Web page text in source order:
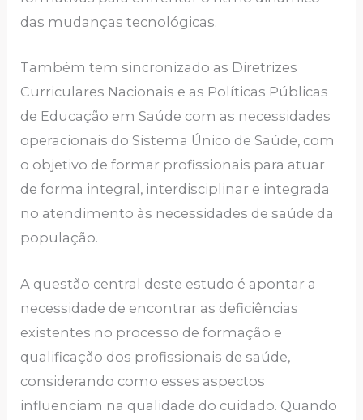
das mudanças tecnológicas.
Também tem sincronizado as Diretrizes
Curriculares Nacionais e as Políticas Públicas
de Educação em Saúde com as necessidades
operacionais do Sistema Único de Saúde, com
o objetivo de formar profissionais para atuar
de forma integral, interdisciplinar e integrada
no atendimento às necessidades de saúde da
população.
A questão central deste estudo é apontar a
necessidade de encontrar as deficiências
existentes no processo de formação e
qualificação dos profissionais de saúde,
considerando como esses aspectos
influenciam na qualidade do cuidado. Quando